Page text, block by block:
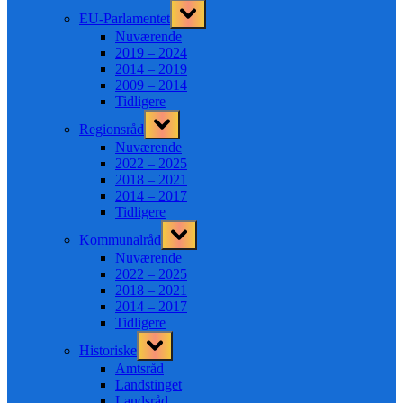
EU-Parlamentet
Toggle
sub-
menu
Nuværende
2019 – 2024
2014 – 2019
2009 – 2014
Tidligere
Regionsråd
Toggle
sub-
menu
Nuværende
2022 – 2025
2018 – 2021
2014 – 2017
Tidligere
Kommunalråd
Toggle
sub-
menu
Nuværende
2022 – 2025
2018 – 2021
2014 – 2017
Tidligere
Historiske
Toggle
sub-
menu
Amtsråd
Landstinget